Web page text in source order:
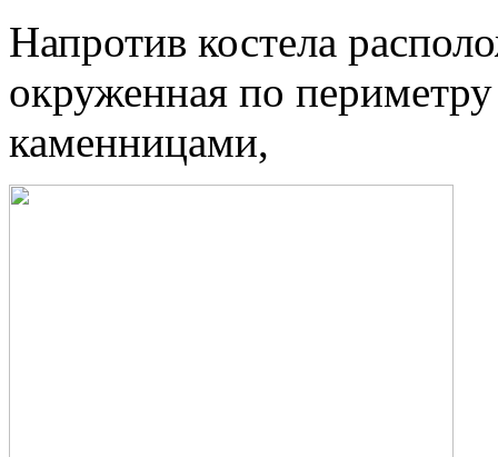
Напротив костела
окруженная по
каменницами,